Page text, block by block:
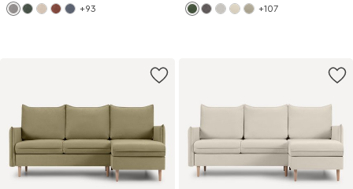
+93 +107